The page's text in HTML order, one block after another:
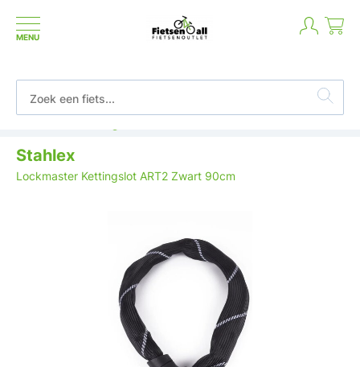
MENU
Stahlex
Lockmaster Kettingslot ART2 Zwart 90cm